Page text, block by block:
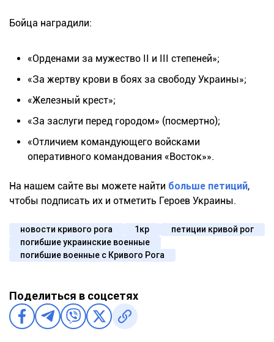
Бойца наградили:
«Орденами за мужество II и III степеней»;
«За жертву крови в боях за свободу Украины»;
«Железный крест»;
«За заслуги перед городом» (посмертно);
«Отличием командующего войсками
оперативного командования «Восток»».
На нашем сайте вы можете найти больше петиций,
чтобы подписать их и отметить Героев Украины.
новости кривого рога 1кр
петиции кривой рог
погибшие украинские военные
погибшие военные с Кривого Рога
Поделиться в соцсетях